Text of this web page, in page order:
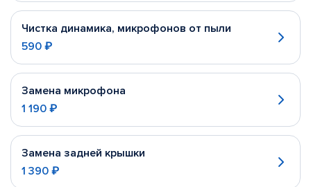
Чистка динамика, микрофонов от пыли
590 ₽
Замена микрофона
1 190 ₽
Замена задней крышки
1 390 ₽